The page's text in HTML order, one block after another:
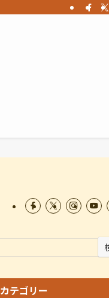
カテゴリー